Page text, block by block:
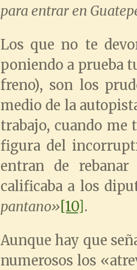
para entrar en
Los que no te
poniendo a prueba
freno), son los
medio de la
trabajo, cuando me
figura del
entran de
calificaba a los
pantano»[10] .
Aunque hay que
numerosos los